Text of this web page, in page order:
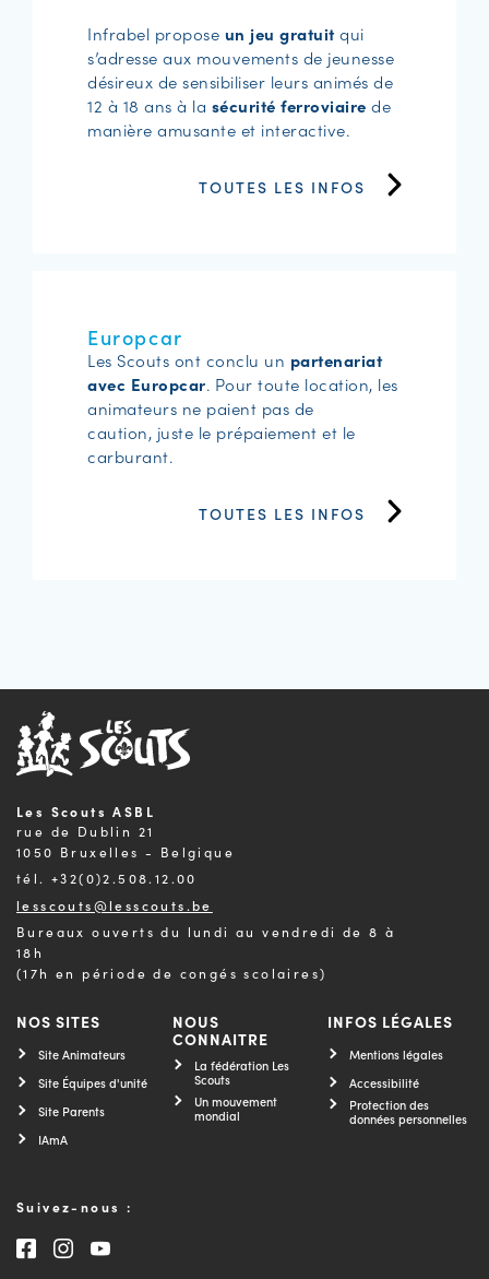
Infrabel propose un jeu gratuitqui
s’adresse aux mouvements de jeunesse
désireux de sensibiliser leurs animés de
12 à 18 ans à la sécurité ferroviaire de
manière amusante et interactive.
TOUTES LES INFOS
Europcar
Les Scouts ont conclu un partenariat
avec Europcar. Pour toute location, les
animateurs ne paient pas de
caution, juste le prépaiement et le
carburant.
TOUTES LES INFOS
Les Scouts ASBL
rue de Dublin 21
1050 Bruxelles - Belgique
tél. +32(0)2.508.12.00
lesscouts@lesscouts.be
Bureaux ouverts du lundi au vendredi de 8 à
18h
(17h en période de congés scolaires)
NOS SITES
Site Animateurs
Site Équipes d'unité
Site Parents
IAmA
NOUS
CONNAITRE
La fédération Les
Scouts
Un mouvement
mondial
INFOS LÉGALES
Mentions légales
Accessibilité
Protection des
données personnelles
Suivez-nous :
Consultez notre page Facebook
Consultez notre page Instagram
Consultez notre chaîne Youtube